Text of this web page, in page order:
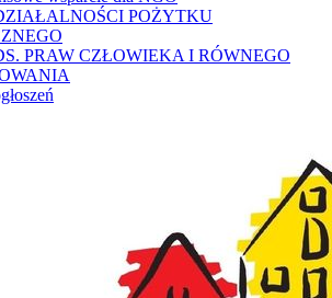
POŻYTKU
PRAW CZŁOWIEKA I RÓWNEGO